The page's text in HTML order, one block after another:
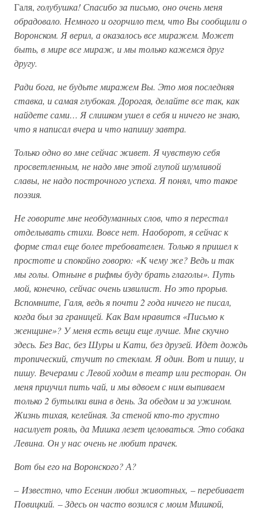
Галя, голубушка! Спасибо за письмо, оно очень меня
обрадовало. Немного и огорчило тем, что Вы сообщили о
Воронском. Я верил, а оказалось все миражем. Может
быть, в мире все мираж, и мы только кажемся друг
другу.
Ради бога, не будьте миражем Вы. Это моя последняя
ставка, и самая глубокая. Дорогая, делайте все так, как
найдете сами… Я слишком ушел в себя и ничего не знаю,
что я написал вчера и что напишу завтра.
Только одно во мне сейчас живет. Я чувствую себя
просветленным, не надо мне этой глупой шумливой
славы, не надо построчного успеха. Я понял, что такое
поэзия.
Не говорите мне необдуманных слов, что я перестал
отделывать стихи. Вовсе нет. Наоборот, я сейчас к
форме стал еще более требователен. Только я пришел к
простоте и спокойно говорю: «К чему же? Ведь и так
мы голы. Отныне в рифмы буду брать глаголы». Путь
мой, конечно, сейчас очень извилист. Но это прорыв.
Вспомните, Галя, ведь я почти 2 года ничего не писал,
когда был за границей. Как Вам нравится «Письмо к
женщине»? У меня есть вещи еще лучше. Мне скучно
здесь. Без Вас, без Шуры и Кати, без друзей. Идет дождь
тропический, стучит по стеклам. Я один. Вот и пишу, и
пишу. Вечерами с Левой ходим в театр или ресторан. Он
меня приучил пить чай, и мы вдвоем с ним выпиваем
только 2 бутылки вина в день. За обедом и за ужином.
Жизнь тихая, келейная. За стеной кто-то грустно
насилует рояль, да Мишка лезет целоваться. Это собака
Левина. Он у нас очень не любит прачек.
Вот бы его на Воронского? А?
– Известно, что Есенин любил животных, –перебивает
Повицкий. –Здесь он часто возился с моим Мишкой,